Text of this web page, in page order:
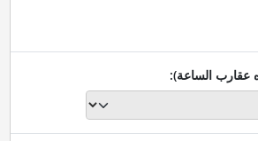
عقارب الساعة):